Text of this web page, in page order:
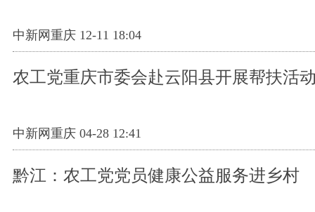
中新网重庆 12-11 18:04
农工党重庆市委会赴云阳县开展帮扶活
中新网重庆 04-28 12:41
黔江：农工党党员健康公益服务进乡村